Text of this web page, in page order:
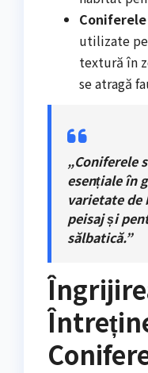
utilizate
textură în
se atragă
„Coniferele
esențiale în
varietate de
peisaj și
sălbatică.”